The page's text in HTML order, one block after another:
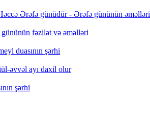
Ərəfə günüdür - Ərəfə gününün əməlləri
fəzilət və əməlləri
duasının şərhi
əvvəl ayı daxil olur
şərhi